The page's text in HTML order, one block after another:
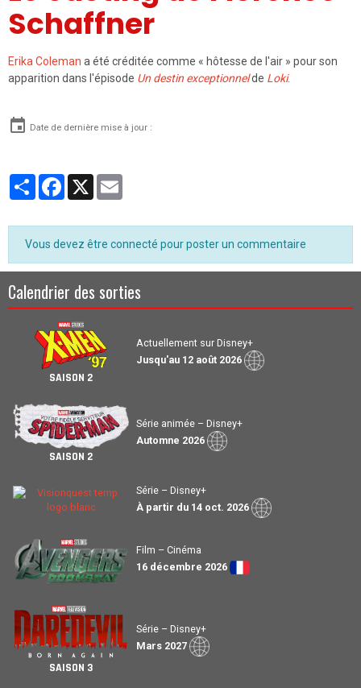
Schaffner
Erika Coleman a été créditée comme « hôtesse de l'air » pour son
apparition dans l'épisode Un destin exceptionnelde Loki.
Date de dernière mise à jour :
PartagerFacebook
X
Vous devez être connecté pour poster un commentaire
Calendrier des sorties
SAISON 2
Actuellement sur Disney+
Jusqu'au 12 août 2026
SAISON 2
Série animée – Disney+
Automne 2026
Série – Disney+
À partir du 14 oct. 2026
Film – Cinéma
16 décembre 2026
SAISON 3
Série – Disney+
Mars 2027